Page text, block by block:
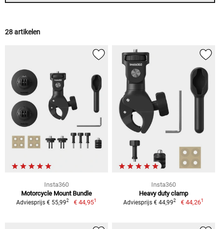
28 artikelen
Insta360
Motorcycle Mount Bundle
Adviesprijs € 55,992 € 44,951
Insta360
Heavy duty clamp
Adviesprijs € 44,992 € 44,261